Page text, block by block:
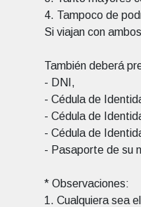
4. Tampoco de
Si viajan con
También deberá
- DNI,
- Cédula de
- Cédula de
- Cédula de
- Pasaporte de su
* Observaciones:
1. Cualquiera sea